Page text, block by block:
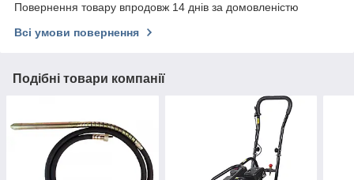
Повернення товару впродовж 14 днів за домовленістю
Всі умови повернення
Подібні товари компанії